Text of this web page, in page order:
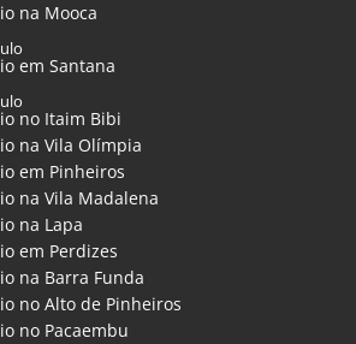
na Mooca
em Santana
no Itaim Bibi
na Vila Olímpia
em Pinheiros
na Vila Madalena
na Lapa
em Perdizes
na Barra Funda
no Alto de Pinheiros
no Pacaembu